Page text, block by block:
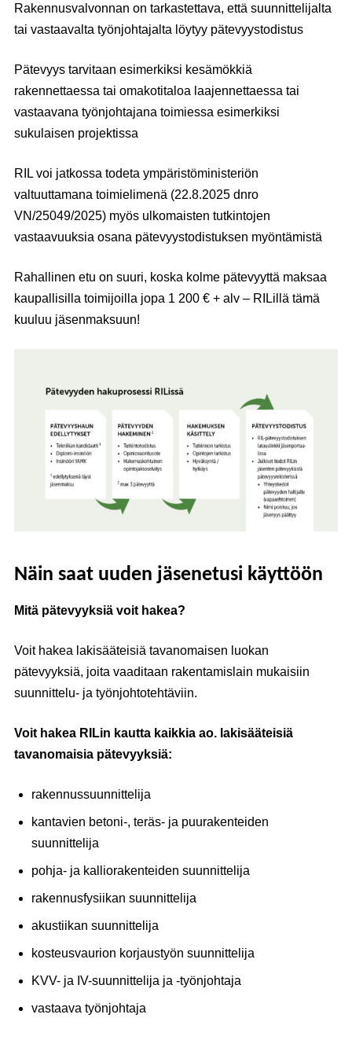
Rakennusvalvonnan on tarkastettava, että suunnittelijalta
tai vastaavalta työnjohtajalta löytyy pätevyystodistus
Pätevyys tarvitaan esimerkiksi kesämökkiä
rakennettaessa tai omakotitaloa laajennettaessa tai
vastaavana työnjohtajana toimiessa esimerkiksi
sukulaisen projektissa
RIL voi jatkossa todeta ympäristöministeriön
valtuuttamana toimielimenä (22.8.2025 dnro
VN/25049/2025) myös ulkomaisten tutkintojen
vastaavuuksia osana pätevyystodistuksen myöntämistä
Rahallinen etu on suuri, koska kolme pätevyyttä maksaa
kaupallisilla toimijoilla jopa 1 200 € + alv – RILillä tämä
kuuluu jäsenmaksuun!
Näin saat uuden jäsenetusi käyttöön
Mitä pätevyyksiä voit hakea?
Voit hakea lakisääteisiä tavanomaisen luokan
pätevyyksiä, joita vaaditaan rakentamislain mukaisiin
suunnittelu- ja työnjohtotehtäviin.
Voit hakea RILin kautta kaikkia ao. lakisääteisiä
tavanomaisia pätevyyksiä:
rakennussuunnittelija
kantavien betoni-, teräs- ja puurakenteiden
suunnittelija
pohja- ja kalliorakenteiden suunnittelija
rakennusfysiikan suunnittelija
akustiikan suunnittelija
kosteusvaurion korjaustyön suunnittelija
KVV- ja IV-suunnittelija ja -työnjohtaja
vastaava työnjohtaja